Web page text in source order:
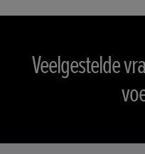
Veelgestelde